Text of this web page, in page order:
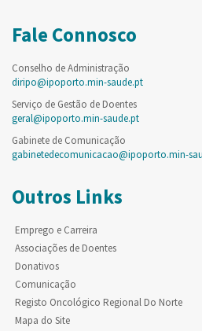
Fale Connosco
Conselho de Administração
diripo@ipoporto.min-saude.pt
Serviço de Gestão de Doentes
geral@ipoporto.min-saude.pt
Gabinete de Comunicação
gabinetedecomunicacao@ipoporto.min-
Outros Links
Emprego e Carreira
Associações de Doentes
Donativos
Comunicação
Registo Oncológico Regional Do Norte
Mapa do Site